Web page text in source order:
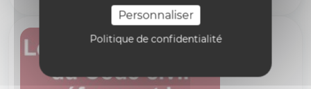
Personnaliser
Politique de confidentialité